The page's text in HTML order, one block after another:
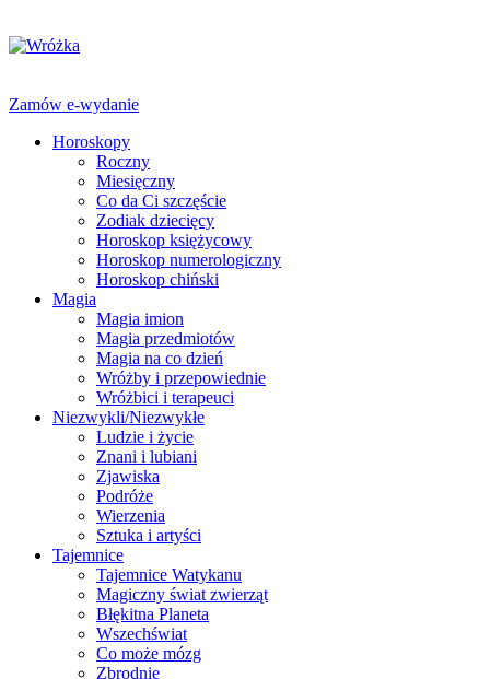
Zamów e-wydanie
Horoskopy
Roczny
Miesięczny
Co da Ci szczęście
Zodiak dziecięcy
Horoskop księżycowy
Horoskop numerologiczny
Horoskop chiński
Magia
Magia imion
Magia przedmiotów
Magia na co dzień
Wróżby i przepowiednie
Wróżbici i terapeuci
Niezwykli/Niezwykłe
Ludzie i życie
Znani i lubiani
Zjawiska
Podróże
Wierzenia
Sztuka i artyści
Tajemnice
Tajemnice Watykanu
Magiczny świat zwierząt
Błękitna Planeta
Wszechświat
Co może mózg
Zbrodnie